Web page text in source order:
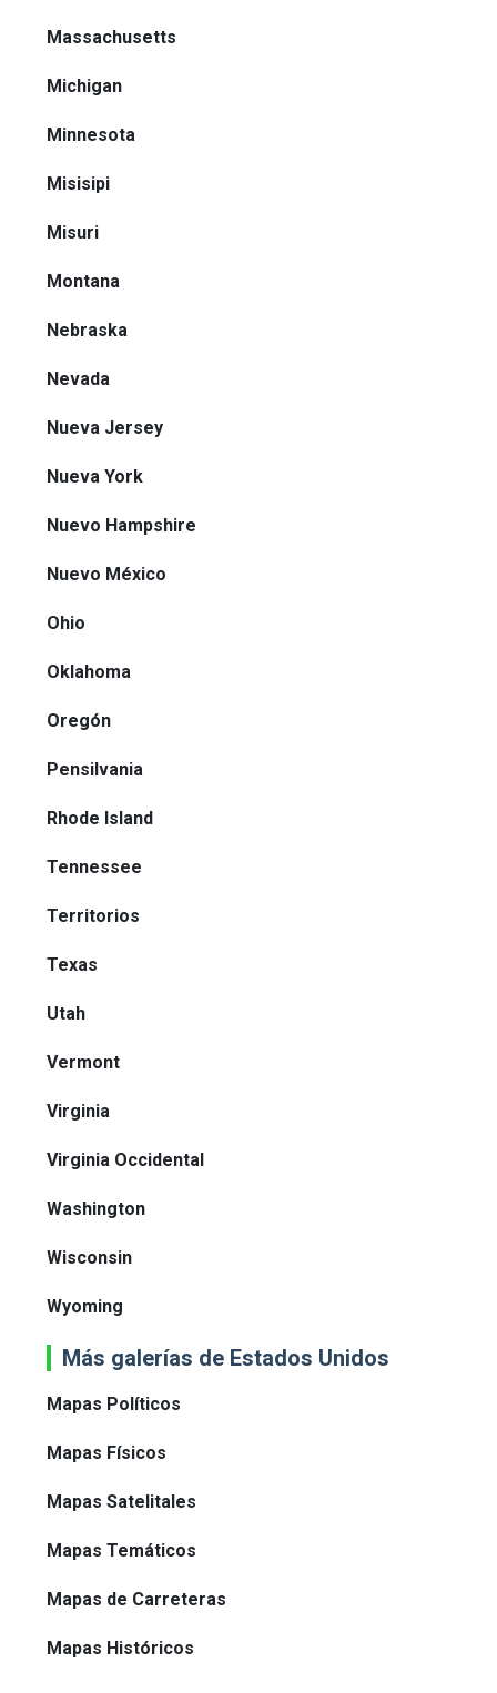
Massachusetts
Michigan
Minnesota
Misisipi
Misuri
Montana
Nebraska
Nevada
Nueva Jersey
Nueva York
Nuevo Hampshire
Nuevo México
Ohio
Oklahoma
Oregón
Pensilvania
Rhode Island
Tennessee
Territorios
Texas
Utah
Vermont
Virginia
Virginia Occidental
Washington
Wisconsin
Wyoming
Más galerías de Estados Unidos
Mapas Políticos
Mapas Físicos
Mapas Satelitales
Mapas Temáticos
Mapas de Carreteras
Mapas Históricos